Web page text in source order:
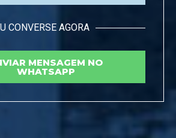
CONVERSE AGORA
MENSAGEM NO
WHATSAPP